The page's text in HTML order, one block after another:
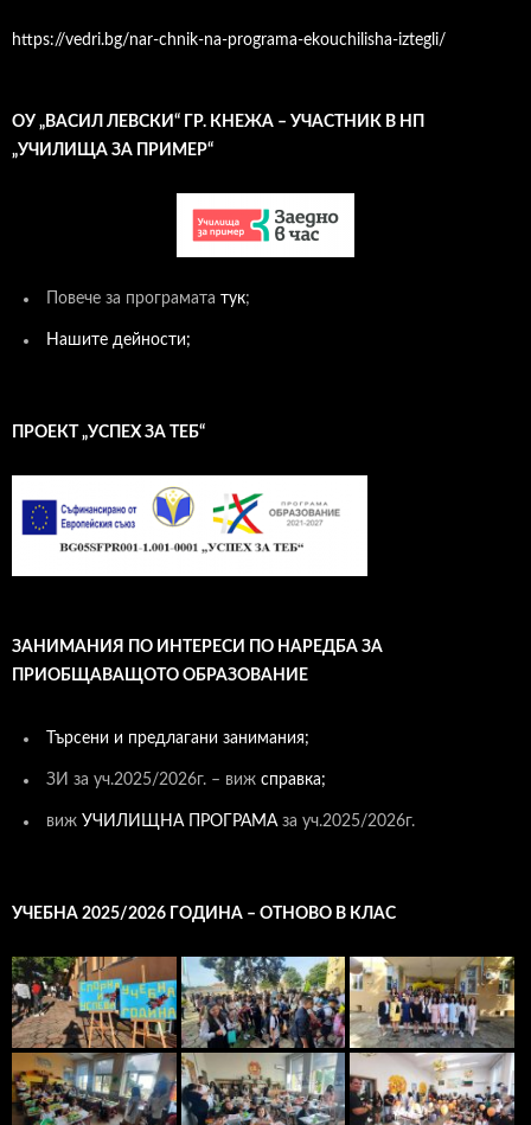
https://vedri.bg/nar-chnik-na-programa-ekouchilisha-iztegli/
ОУ „ВАСИЛ ЛЕВСКИ“ ГР. КНЕЖА – УЧАСТНИК В НП
„УЧИЛИЩА ЗА ПРИМЕР“
Повече за програмата тук;
Нашите дейности;
ПРОЕКТ „УСПЕХ ЗА ТЕБ“
ЗАНИМАНИЯ ПО ИНТЕРЕСИ ПО НАРЕДБА ЗА
ПРИОБЩАВАЩОТО ОБРАЗОВАНИЕ
Търсени и предлагани занимания;
ЗИ за уч.2025/2026г. – виж справка;
виж УЧИЛИЩНА ПРОГРАМАза уч.2025/2026г.
УЧЕБНА 2025/2026 ГОДИНА – ОТНОВО В КЛАС